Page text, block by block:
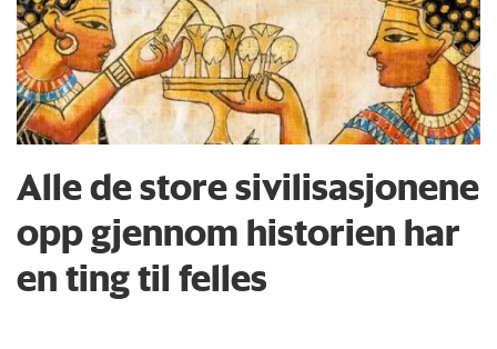
Alle de store sivilisasjonene
opp gjennom historien har
en ting til felles